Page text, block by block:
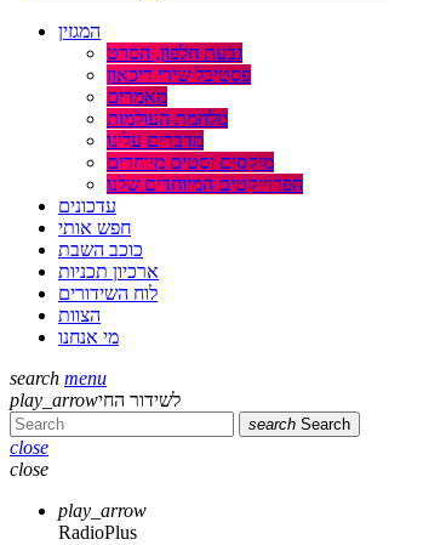
המגזין
גבעת חלפון, הסרט
פסטיבל שירי דיכאון
מאמרים
מלחמת העולמות
מדברים עלינו
מיקסים וסטים מיוחדים
הפרוייקטים המיוחדים שלנו
עדכונים
חפש אותי
כוכב השבת
ארכיון תכניות
לוח השידורים
הצוות
מי אנחנו
search menu
play_arrowלשידור החי
search Search
close
close
play_arrow
RadioPlus